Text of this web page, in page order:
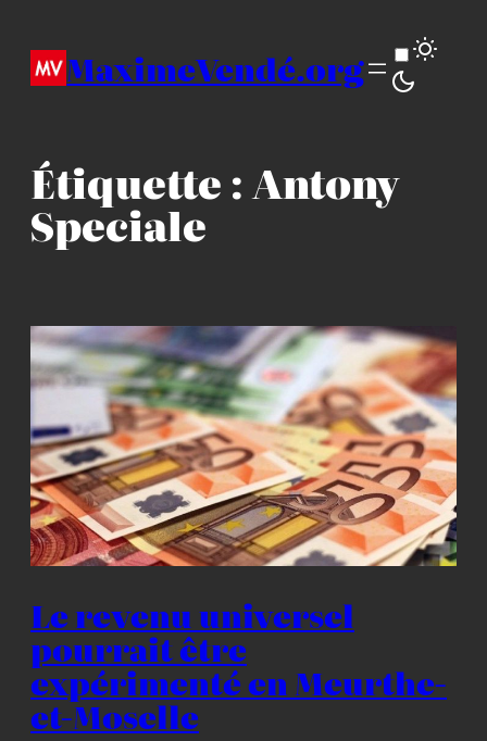
contenuMaximeVendé.org
Étiquette :Antony
Speciale
Le revenu universel
pourrait être
expérimenté en Meurthe-
et-Moselle